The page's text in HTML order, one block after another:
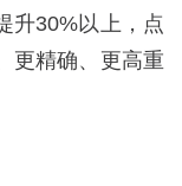
升30%以上，点
更精确、更高重